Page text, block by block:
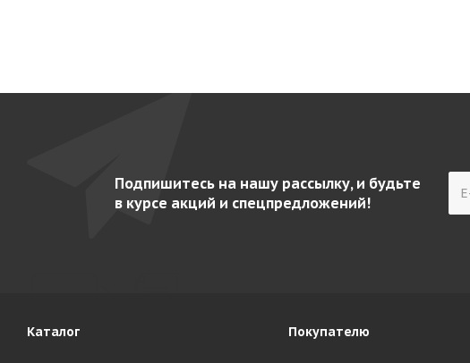
Подпишитесь на нашу рассылку, и будьте
в курсе акций и спецпредложений!
Каталог Покупателю